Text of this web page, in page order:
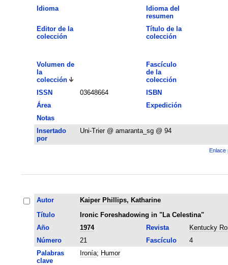
Idioma
Idioma del
resumen
Editor de la
colección
Título de la
colección
Volumen de
la
colección
Fascículo
de la
colección
ISSN
03648664
ISBN
Área
Expedición
Notas
Insertado
por
Uni-Trier @ amaranta_sg @ 94
Enlace
Autor
Kaiper Phillips, Katharine
Título
Ironic Foreshadowing in "La Celestina"
Año
1974 Revista
Kentucky
Número
21 Fascículo
4
Palabras
clave
Ironía; Humor